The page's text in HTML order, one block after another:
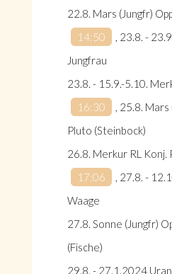
22.8. Mars (Jungfr)
14:50
, 23.8. -
Jungfrau
23.8. - 15.9.-5.10.
16:30
, 25.8. Mars
Pluto (Steinbock)
26.8. Merkur RL Konj.
17:06
, 27.8. -
Waage
27.8. Sonne (Jungfr)
(Fische)
29.8. - 27.1.2024